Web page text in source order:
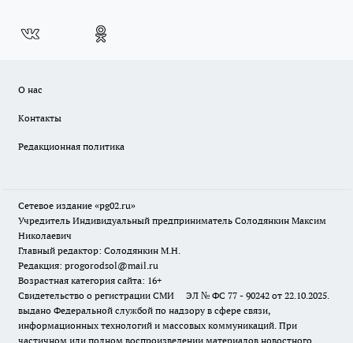
О нас
Контакты
Редакционная политика
Сетевое издание «pg02.ru»
Учредитель Индивидуальный предприниматель Солодянкин Максим
Николаевич
Главный редактор: Солодянкин М.Н.
Редакция: progorodsol@mail.ru
Возрастная категория сайта: 16+
Свидетельство о регистрации СМИ ЭЛ № ФС 77 - 90242 от 22.10.2025.
выдано Федеральной службой по надзору в сфере связи,
информационных технологий и массовых коммуникаций. При
частичном или полном воспроизведении материалов новостного